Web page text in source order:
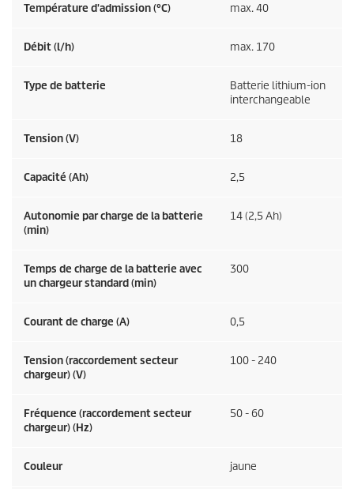
Température d'admission (°C) max. 40
Débit (l/h) max. 170
Type de batterie
Batterie lithium-ion
interchangeable
Tension (V) 18
Capacité (Ah) 2,5
Autonomie par charge de la batterie
(min)
14 (2,5 Ah)
Temps de charge de la batterie avec
un chargeur standard (min)
300
Courant de charge (A) 0,5
Tension (raccordement secteur
chargeur) (V)
100 - 240
Fréquence (raccordement secteur
chargeur) (Hz)
50 - 60
Couleur jaune